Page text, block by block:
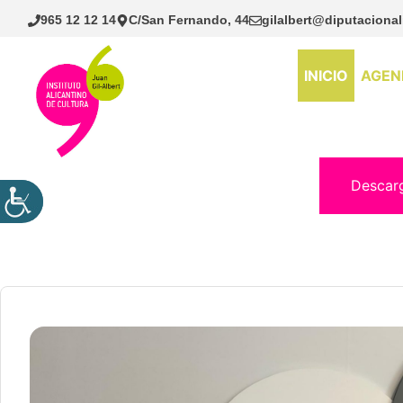
Saltar
965 12 12 14 C/San Fernando, 44
INICIO